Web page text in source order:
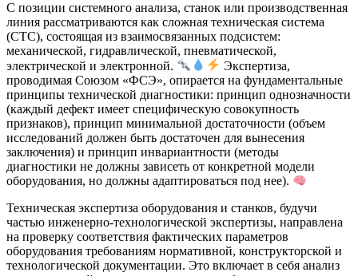
С позиции системного анализа, станок или производственная
линия рассматриваются как сложная техническая система
(СТС), состоящая из взаимосвязанных подсистем:
механической, гидравлической, пневматической,
электрической и электронной.
Экспертиза,
проводимая Союзом «ФСЭ», опирается на фундаментальные
принципы технической диагностики: принцип однозначности
(каждый дефект имеет специфическую совокупность
признаков), принцип минимальной достаточности (объем
исследований должен быть достаточен для вынесения
заключения) и принцип инвариантности (методы
диагностики не должны зависеть от конкретной модели
оборудования, но должны адаптироваться под нее).
Техническая экспертиза оборудования и станков, будучи
частью инженерно-технологической экспертизы, направлена
на проверку соответствия фактических параметров
оборудования требованиям нормативной, конструкторской и
технологической документации. Это включает в себя анализ